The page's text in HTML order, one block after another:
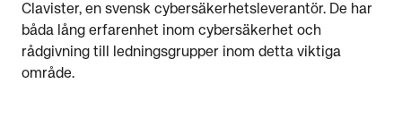
Clavister, en svensk cybersäkerhetsleverantör. De har
båda lång erfarenhet inom cybersäkerhet och
rådgivning till ledningsgrupper inom detta viktiga
område.